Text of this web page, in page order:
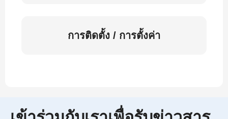
การติดตั้ง / การตั้งค่า